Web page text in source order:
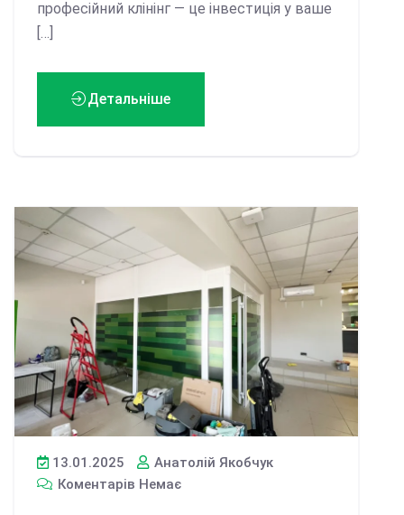
професійний клінінг — це інвестиція у ваше
[…]
Детальніше
13.01.2025
Анатолій Якобчук
Коментарів Немає